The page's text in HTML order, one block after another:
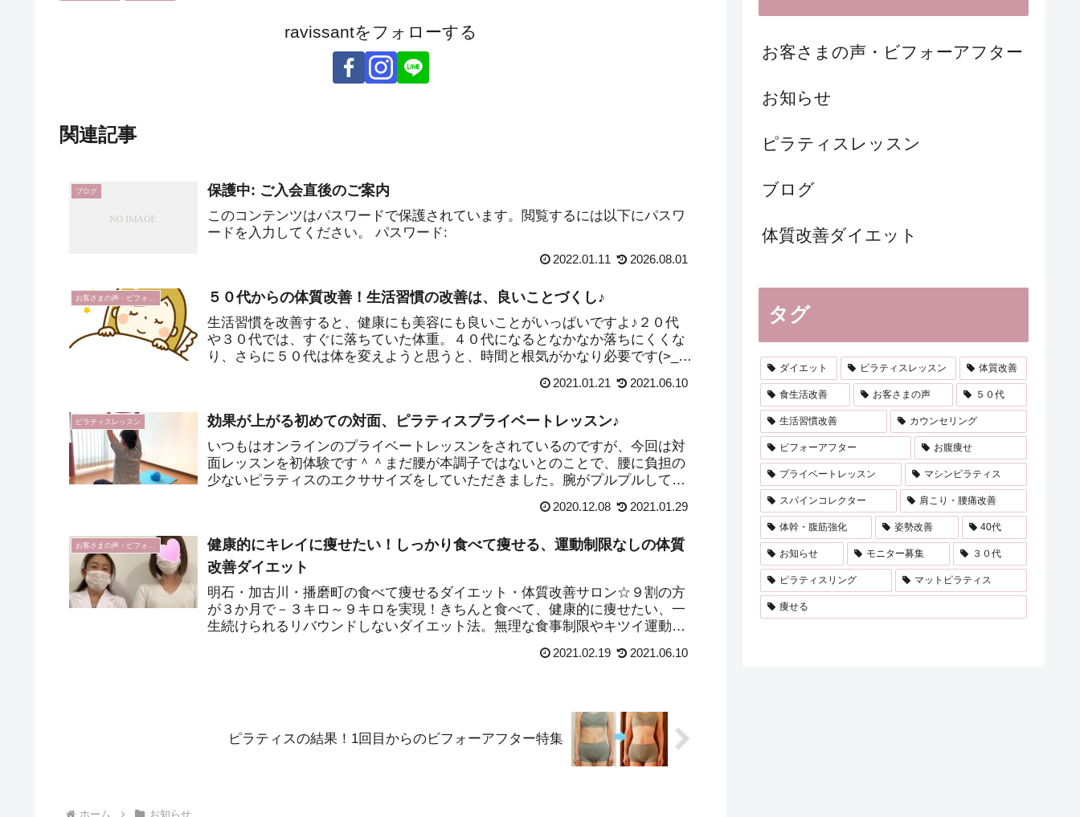
ravissantをフォローする
関連記事
ブログ 保護中: ご入会直後のご案内
このコンテンツはパスワードで保護されています。閲覧するには以下にパスワ
ードを入力してください。 パスワード:
2022.01.11 2026.08.01
お客さまの声・ビフォーアフター ５０代からの体質改善！生活習慣の改善は、良いことづくし♪
生活習慣を改善すると、健康にも美容にも良いことがいっぱいですよ♪２０代
や３０代では、すぐに落ちていた体重。４０代になるとなかなか落ちにくくな
り、さらに５０代は体を変えようと思うと、時間と根気がかなり必要です(>_<)
2021.01.21 2021.06.10
ピラティスレッスン 効果が上がる初めての対面、ピラティスプライベートレッスン♪
いつもはオンラインのプライベートレッスンをされているのですが、今回は対
面レッスンを初体験です＾＾まだ腰が本調子ではないとのことで、腰に負担の
少ないピラティスのエクササイズをしていただきました。腕がプルプルして、
2020.12.08 2021.01.29
お客さまの声・ビフォーアフター
健康的にキレイに痩せたい！しっかり食べて痩せる、運動制限なしの体質
改善ダイエット
明石・加古川・播磨町の食べて痩せるダイエット・体質改善サロン☆９割の方
が３か月で－３キロ～９キロを実現！きちんと食べて、健康的に痩せたい、一
生続けられるリバウンドしないダイエット法。無理な食事制限やキツイ運動制
2021.02.19 2021.06.10
ピラティスの結果！1回目からのビフォーアフター特集
ホーム お知らせ
お客さまの声・ビフォーアフター
お知らせ
ピラティスレッスン
ブログ
体質改善ダイエット
タグ
ダイエット ピラティスレッスン 体質改善
食生活改善 お客さまの声 ５０代
生活習慣改善 カウンセリング
ビフォーアフター お腹痩せ
プライベートレッスン マシンピラティス
スパインコレクター 肩こり・腰痛改善
体幹・腹筋強化 姿勢改善 40代
お知らせ モニター募集 ３０代
ピラティスリング マットピラティス
痩せる